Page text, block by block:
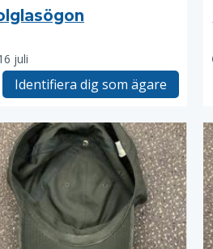
juli
Identifiera dig som ägare